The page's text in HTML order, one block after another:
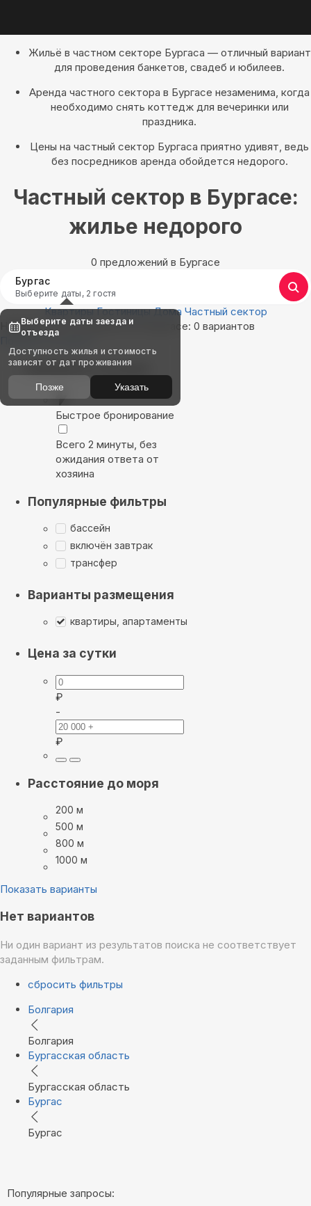
Жильё в частном секторе Бургаса — отличный вариант
для проведения банкетов, свадеб и юбилеев.
Аренда частного сектора в Бургасе незаменима, когда
необходимо снять коттедж для вечеринки или
праздника.
Цены на частный сектор Бургаса приятно удивят, ведь
без посредников аренда обойдется недорого.
Частный сектор в Бургасе:
жилье недорого
0 предложений в Бургасе
Бургас
Выберите даты, 2 гостя
Квартиры Гостиницы Дома Частный сектор
Найдём, где остановиться в Бургасе: 0 вариантов
Показать на карте
Выбирайте лучшее
Быстрое бронирование
Всего 2 минуты, без
ожидания ответа от
хозяина
Популярные фильтры
бассейн
включён завтрак
трансфер
Варианты размещения
квартиры, апартаменты
Цена за сутки
₽
-
₽
Расстояние до моря
200 м
500 м
800 м
1000 м
Показать варианты
Нет вариантов
Ни один вариант из результатов поиска не соответствует
заданным фильтрам.
сбросить фильтры
Болгария
Болгария
Бургасская область
Бургасская область
Бургас
Бургас
Популярные запросы:
Выберите даты заезда и
отъезда
Доступность жилья и стоимость
зависят от дат проживания
Позже Указать